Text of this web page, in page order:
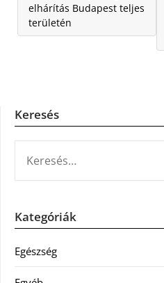
elhárítás Budapest teljes
területén
Keresés
Kategóriák
Egészség